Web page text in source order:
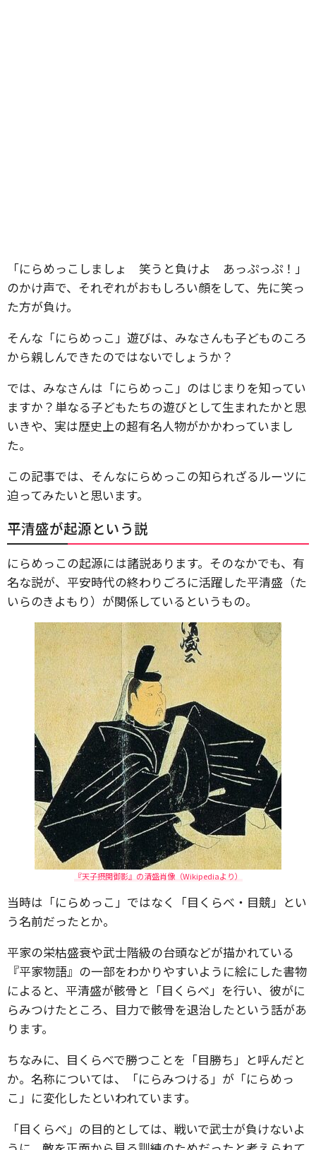
「にらめっこしましょ 笑うと負けよ あっぷっぷ！」
のかけ声で、それぞれがおもしろい顔をして、先に笑っ
た方が負け。
そんな「にらめっこ」遊びは、みなさんも子どものころ
から親しんできたのではないでしょうか？
では、みなさんは「にらめっこ」のはじまりを知ってい
ますか？単なる子どもたちの遊びとして生まれたかと思
いきや、実は歴史上の超有名人物がかかわっていまし
た。
この記事では、そんなにらめっこの知られざるルーツに
迫ってみたいと思います。
平清盛が起源という説
にらめっこの起源には諸説あります。そのなかでも、有
名な説が、平安時代の終わりごろに活躍した平清盛（た
いらのきよもり）が関係しているというもの。
『天子摂関御影』の清盛肖像（Wikipediaより）
当時は「にらめっこ」ではなく「目くらべ・目競」とい
う名前だったとか。
平家の栄枯盛衰や武士階級の台頭などが描かれている
『平家物語』の一部をわかりやすいように絵にした書物
によると、平清盛が骸骨と「目くらべ」を行い、彼がに
らみつけたところ、目力で骸骨を退治したという話があ
ります。
ちなみに、目くらべで勝つことを「目勝ち」と呼んだと
か。名称については、「にらみつける」が「にらめっ
こ」に変化したといわれています。
「目くらべ」の目的としては、戦いで武士が負けないよ